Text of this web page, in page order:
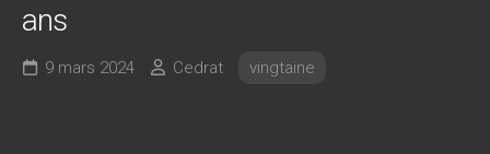
ans
9 mars 2024 Cedrat vingtaine